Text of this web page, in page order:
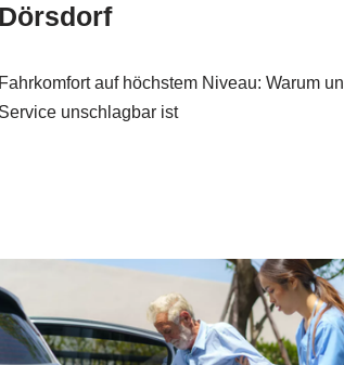
Dörsdorf
Fahrkomfort auf höchstem Niveau: Warum
Service unschlagbar ist